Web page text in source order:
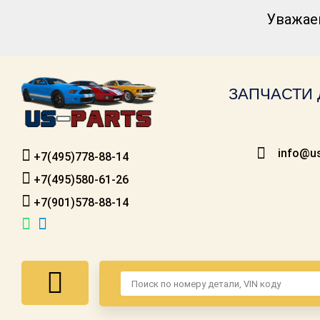
ЗАПЧАСТИ
+7(495)778-88-14
+7(495)580-61-26
+7(901)578-88-14
Доставка